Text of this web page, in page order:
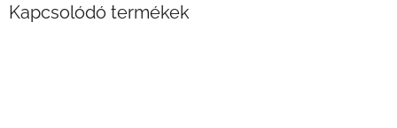
Kapcsolódó termékek